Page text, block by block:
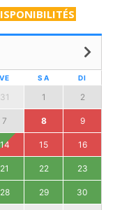
VE SA DI
31 1 2
7 8 9
14 15 16
21 22 23
28 29 30